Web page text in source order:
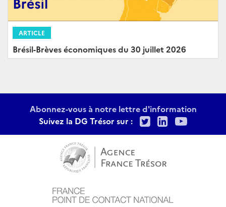
ARTICLE
Brésil-Brèves économiques du 30 juillet 2026
Abonnez-vous à notre lettre d'information
Suivez la DG Trésor sur :
TwitterLinkedIn